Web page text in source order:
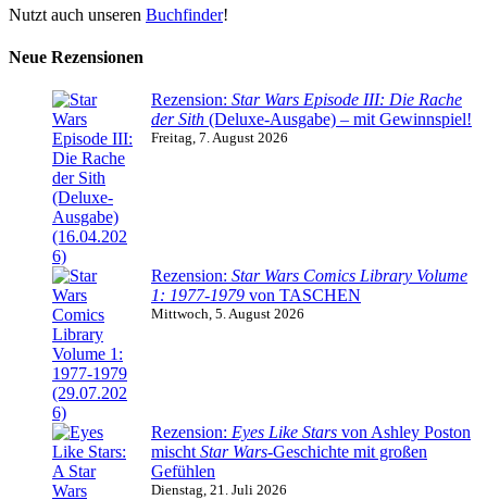
Nutzt auch unseren Buchfinder!
Neue Rezensionen
Rezension: Star Wars Episode III: Die Rache
der Sith (Deluxe-Ausgabe) – mit Gewinnspiel!
Freitag, 7. August 2026
Rezension: Star Wars Comics Library Volume
1: 1977-1979 von TASCHEN
Mittwoch, 5. August 2026
Rezension: Eyes Like Stars von Ashley Poston
mischt Star Wars-Geschichte mit großen
Gefühlen
Dienstag, 21. Juli 2026